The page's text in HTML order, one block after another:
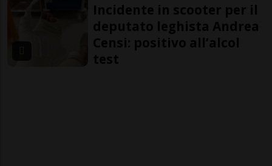
Incidente in scooter per il
deputato leghista Andrea
Censi: positivo all’alcol
test